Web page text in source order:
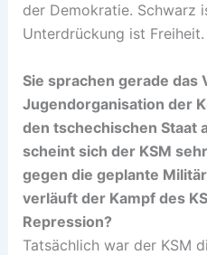
der Demokratie. Schwarz
Unterdrückung ist Freiheit.
Sie sprachen gerade das
Jugendorganisation der
den tschechischen Staat
scheint sich der KSM
gegen die geplante
verläuft der Kampf des
Repression?
Tatsächlich war der KSM